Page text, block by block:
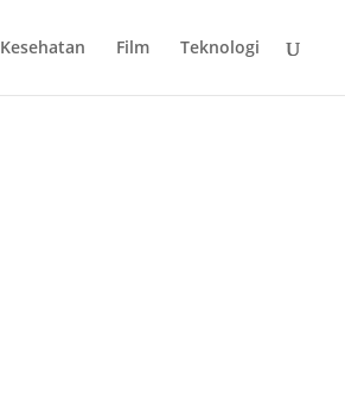
Kesehatan Film Teknologi